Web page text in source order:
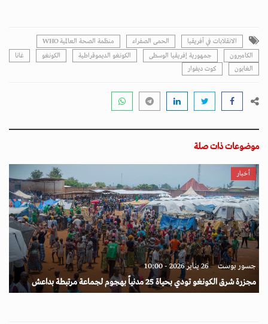
الانقلابات في أفريقيا الحمى الصفراء
منظمة الصحة العالمية WHO
الكاميرون
جمهورية إفريقيا الوسطى الكونغو الديموقراطية الكونغو
غانا
الغابون
كوت ديفوار
موضوعات ذات صلة
أخبار
جسور بوست 26 يناير 2026 - 10:00
مجزرة شرق الكونغو تودي بحياة 25 مدنياً بهجوم لجماعة مرتبطة بداعش